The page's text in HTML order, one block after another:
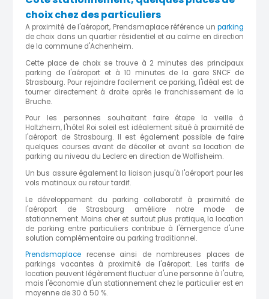
choix chez des particuliers
A proximité de l'aéroport, Prendsmaplace référence un parking
de choix dans un quartier résidentiel et au calme en direction
de la commune d'Achenheim.
Cette place de choix se trouve à 2 minutes des principaux
parking de l'aéroport et à 10 minutes de la gare SNCF de
Strasbourg. Pour rejoindre facilement ce parking, l'idéal est de
tourner directement à droite après le franchissement de la
Bruche.
Pour les personnes souhaitant faire étape la veille à
Holtzheim, l'hôtel Roi soleil est idéalement situé à proximité de
l'aéroport de Strasbourg. Il est également possible de faire
quelques courses avant de décoller et avant sa location de
parking au niveau du Leclerc en direction de Wolfisheim.
Un bus assure également la liaison jusqu'à l'aéroport pour les
vols matinaux ou retour tardif.
Le développement du parking collaboratif à proximité de
l'aéroport de Strasbourg améliore notre mode de
stationnement. Moins cher et surtout plus pratique, la location
de parking entre particuliers contribue à l'émergence d'une
solution complémentaire au parking traditionnel.
Prendsmaplace recense ainsi de nombreuses places de
parkings vacantes à proximité de l'aéroport. Les tarifs de
location peuvent légèrement fluctuer d'une personne à l'autre,
mais l'économie d'un stationnement chez le particulier est en
moyenne de 30 à 50 %.